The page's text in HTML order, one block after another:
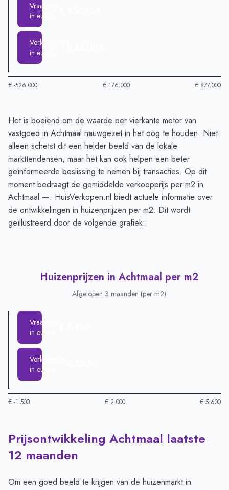
Vraagprijs
in euro's
Verkoopprijs
in euro's
€ -526.000 € 176.000 € 877.000
Huizenprijzen in Achtmaal-Afgelopen 3 maanden
Type
Bedrag
Vraagprijs in euro's
€ 456.166
Verkoopprijs in euro's
€ 827.000
Het is boeiend om de waarde per vierkante meter van
vastgoed in Achtmaal nauwgezet in het oog te houden. Niet
alleen schetst dit een helder beeld van de lokale
markttendensen, maar het kan ook helpen een beter
geïnformeerde beslissing te nemen bij transacties. Op dit
moment bedraagt de gemiddelde verkoopprijs per m2 in
Achtmaal —. HuisVerkopen.nl biedt actuele informatie over
de ontwikkelingen in huizenprijzen per m2. Dit wordt
geïllustreerd door de volgende grafiek:
Huizenprijzen in Achtmaal per m2
Afgelopen 3 maanden (per m2)
Vraagprijs
in euro's
Verkoopprijs
in euro's
€ -1.500 € 2.000 € 5.600
Huizenprijzen in Achtmaal per m2-Afgelopen 3 maanden (per
Type
Vraagprijs in euro's
Verkoopprijs in euro's
€ 5.530
Prijsontwikkeling Achtmaal laatste
12 maanden
Om een goed beeld te krijgen van de huizenmarkt in